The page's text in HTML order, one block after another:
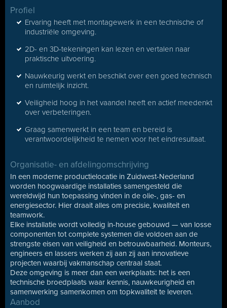
Profiel
Ervaring heeft met montagewerk in een technische of
industriële omgeving.
2D- en 3D-tekeningen kan lezen en vertalen naar
praktische uitvoering.
Nauwkeurig werkt en beschikt over een goed technisch
en ruimtelijk inzicht.
Veiligheid hoog in het vaandel heeft en actief meedenkt
over verbeteringen.
Graag samenwerkt in een team en bereid is
verantwoordelijkheid te nemen voor het eindresultaat.
Organisatie- en afdelingomschrijving
In een moderne productielocatie in Zuidwest-Nederland
worden hoogwaardige installaties samengesteld die
wereldwijd hun toepassing vinden in de olie-, gas- en
energiesector. Hier draait alles om precisie, kwaliteit en
teamwork.
Elke installatie wordt volledig in-house gebouwd — van losse
componenten tot complete systemen die voldoen aan de
strengste eisen van veiligheid en betrouwbaarheid. Monteurs,
engineers en lassers werken zij aan zij aan innovatieve
projecten waarbij vakmanschap centraal staat.
Deze omgeving is meer dan een werkplaats: het is een
technische broedplaats waar kennis, nauwkeurigheid en
samenwerking samenkomen om topkwaliteit te leveren.
Aanbod